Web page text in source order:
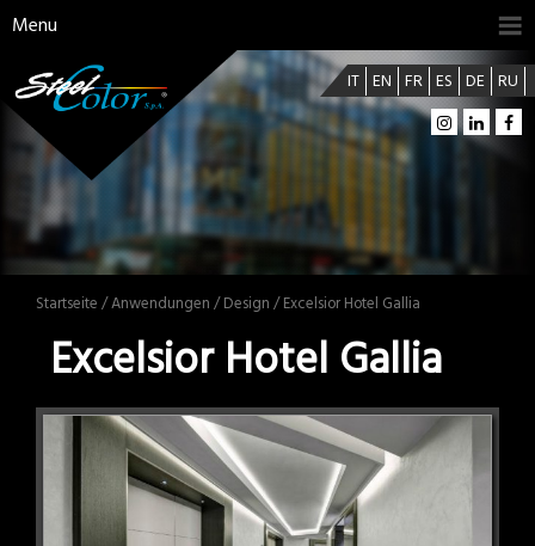
Menu
IT EN FR ES DE RU
Startseite /Anwendungen /Design / Excelsior Hotel Gallia
Excelsior Hotel Gallia